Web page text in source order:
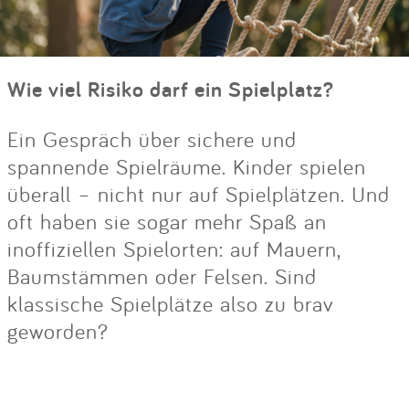
Wie viel Risiko darf ein Spielplatz?
Ein Gespräch über sichere und
spannende Spielräume. Kinder spielen
überall – nicht nur auf Spielplätzen. Und
oft haben sie sogar mehr Spaß an
inoffiziellen Spielorten: auf Mauern,
Baumstämmen oder Felsen. Sind
klassische Spielplätze also zu brav
geworden?